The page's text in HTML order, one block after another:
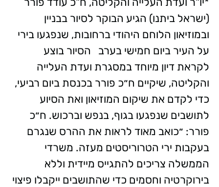
(ישראל ביתנו) הגיע הבוקר לסיור בבניין
ובמוזיאון הלוחם היהודי ברחובות, שנפגעו בירי
על העיר ביום חמישי בערב הסיור בוצע
לקראת דיון מיוחד במסגרת ועדת העלייה
והקליטה, שיקיים ח״כ פורר בכנסת ביום רביעי,
כדי לקדם את שיקום המוזיאון ואת הסיוע
לתושבים שנפגעו בגוף, בנפש וברכוש. ח״כ
פורר: ״כואב מאוד לראות את ההרס שנגרם
בעקבות ירי הטרוריסטים מעזה. משרדי
הממשלה צריכים להתגייס מיידית וללא
בירוקרטיה וחסמים כדי שהתושבים ייקבלו פיצוי